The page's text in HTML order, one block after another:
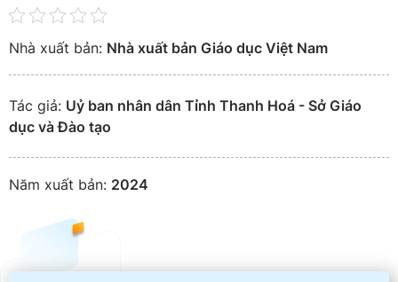
Nhà xuất bản: Nhà xuất bản Giáo dục Việt Nam
Tác giả: Uỷ ban nhân dân Tỉnh Thanh Hoá - Sở Giáo
dục và Đào tạo
Năm xuất bản: 2024